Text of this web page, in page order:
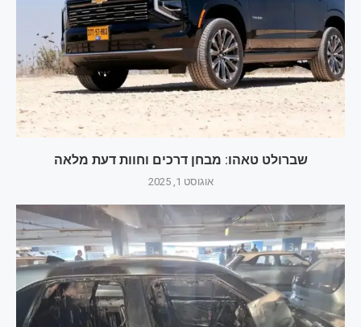
שברולט טאהו: מבחן דרכים וחוות דעת מלאה
אוגוסט 1, 2025